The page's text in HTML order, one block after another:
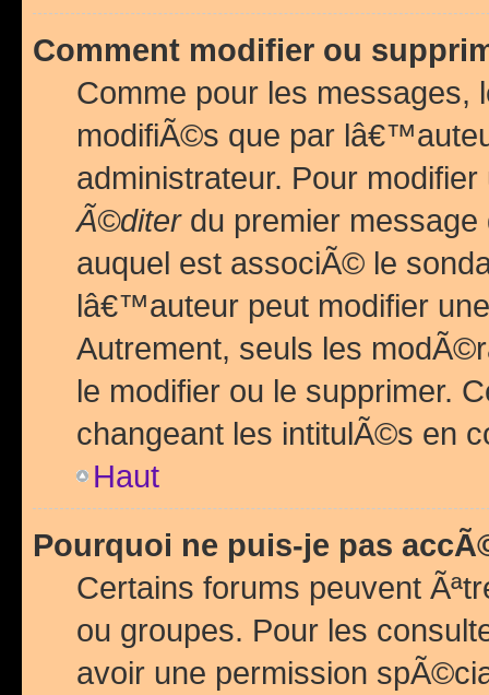
Comment modifier ou
Comme pour les messages,
modifiÃ©s que par
administrateur. Pour
Ã©diterdu premier
auquel est associÃ© le
lâ€™auteur peut modifier
Autrement, seuls les
le modifier ou le supprimer.
changeant les intitulÃ©s en
Haut
Pourquoi ne puis-je pas
Certains forums peuvent
ou groupes. Pour les
avoir une permission